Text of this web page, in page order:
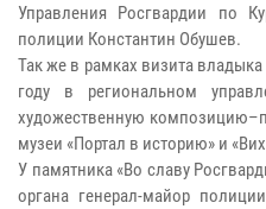
Управления Росгвардии по
полиции Константин Обушев.
Так же в рамках визита
году в региональном
художественную
музеи «Портал в историю» и
У памятника «Во славу
органа генерал-майор